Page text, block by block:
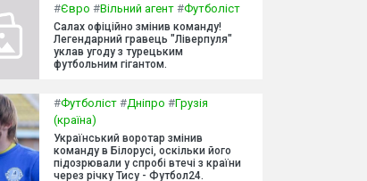
#Євро #Вільний агент #Футболіст
Салах офіційно змінив команду!
Легендарний гравець "Ліверпуля"
уклав угоду з турецьким
футбольним гігантом.
#Футболіст #Дніпро #Грузія
(країна)
Український воротар змінив
команду в Білорусі, оскільки його
підозрювали у спробі втечі з країни
через річку Тису - Футбол24.